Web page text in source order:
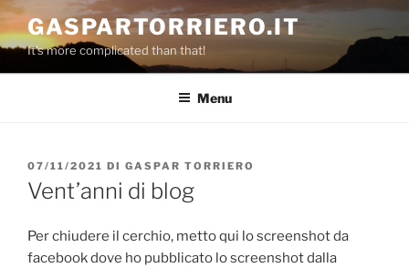
Salta
al
contenuto
GASPARTORRIERO.IT
It's more complicated than that!
Menu
PUBBLICATO
IL
07/11/2021 DI GASPAR TORRIERO
Vent’anni di blog
Per chiudere il cerchio, metto qui lo screenshot da
facebook dove ho pubblicato lo screenshot dalla